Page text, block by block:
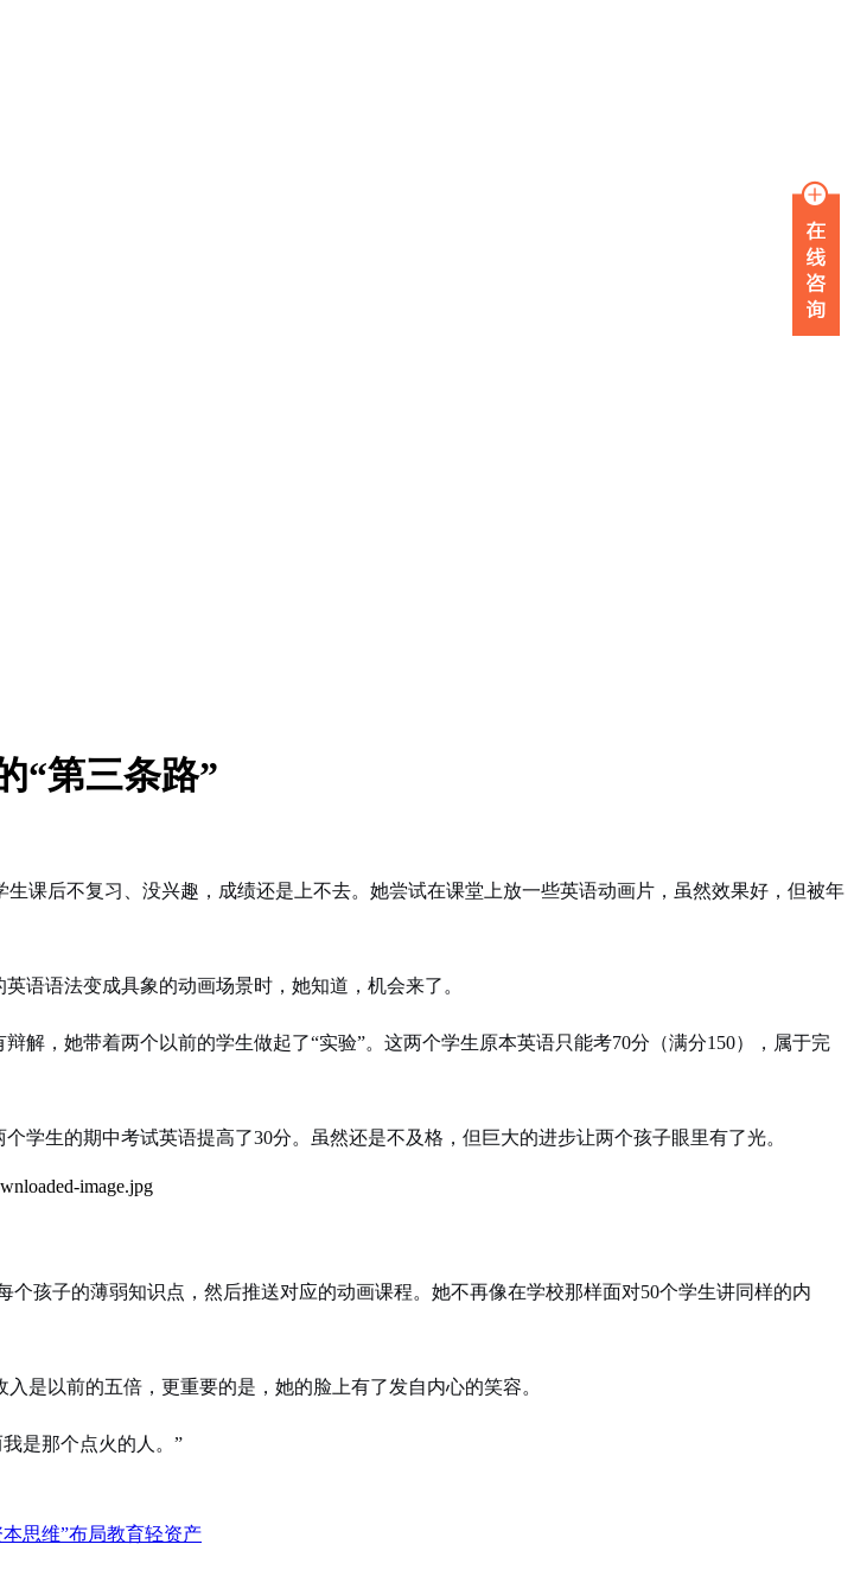
“第三条路”
课后不复习、没兴趣，成绩还是上不去。她尝试在课堂上放一些英语动画片，虽然效果好，但被年
语语法变成具象的动画场景时，她知道，机会来了。
解，她带着两个以前的学生做起了“实验”。这两个学生原本英语只能考70分（满分150），属于完
学生的期中考试英语提高了30分。虽然还是不及格，但巨大的进步让两个孩子眼里有了光。
个孩子的薄弱知识点，然后推送对应的动画课程。她不再像在学校那样面对50个学生讲同样的内
是以前的五倍，更重要的是，她的脸上有了发自内心的笑容。
是那个点火的人。”
思维”布局教育轻资产